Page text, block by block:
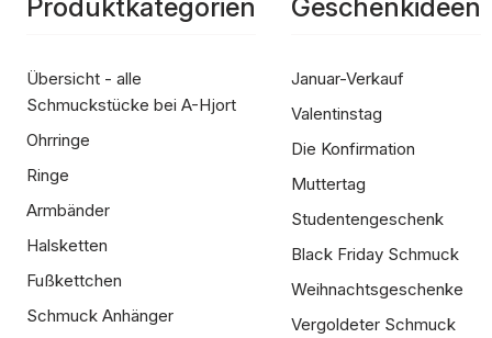
Produktkategorien
Übersicht - alle
Schmuckstücke bei A-Hjort
Ohrringe
Ringe
Armbänder
Halsketten
Fußkettchen
Schmuck Anhänger
Geschenkideen
Januar-Verkauf
Valentinstag
Die Konfirmation
Muttertag
Studentengeschenk
Black Friday Schmuck
Weihnachtsgeschenke
Vergoldeter Schmuck